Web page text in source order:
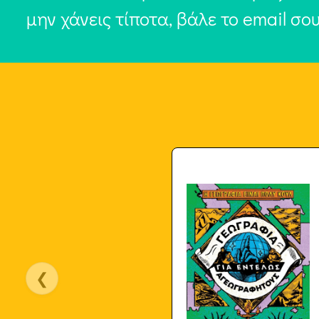
μην χάνεις τίποτα, βάλε το email
❮